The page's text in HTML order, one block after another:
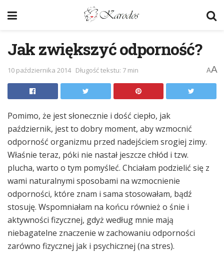
Jak zwiększyć odporność?
10 października 2014 Długość tekstu: 7 min AA
Pomimo, że jest słonecznie i dość ciepło, jak
październik, jest to dobry moment, aby wzmocnić
odporność organizmu przed nadejściem srogiej zimy.
Właśnie teraz, póki nie nastał jeszcze chłód i tzw.
plucha, warto o tym pomyśleć. Chciałam podzielić się z
wami naturalnymi sposobami na wzmocnienie
odporności, które znam i sama stosowałam, bądź
stosuję. Wspomniałam na końcu również o śnie i
aktywności fizycznej, gdyż według mnie mają
niebagatelne znaczenie w zachowaniu odporności
zarówno fizycznej jak i psychicznej (na stres).